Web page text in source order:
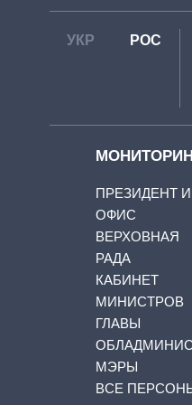
УКР РОС
ПРЕЗИДЕНТ И
ОФИС
ВЕРХОВНАЯ
РАДА
КАБИНЕТ
МИНИСТРОВ
ГЛАВЫ
МЭРЫ
ВСЕ